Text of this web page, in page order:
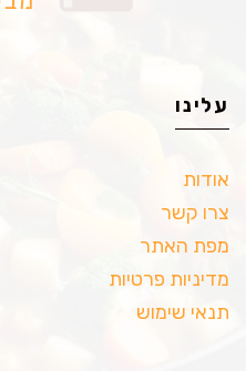
עלינו
אודות
צרו קשר
מפת האתר
מדיניות פרטיות
תנאי שימוש